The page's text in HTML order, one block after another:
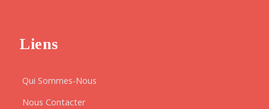
Liens
Qui Sommes-Nous
Nous Contacter